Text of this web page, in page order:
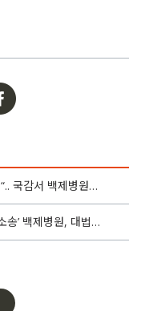
“지역기관장 모임, 유착 불러“.. 국감서 백제병원장 언급
셜록이 다 이겼다… ‘입막음 소송’ 백제병원, 대법원도 패소